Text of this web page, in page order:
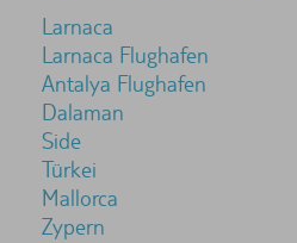
Larnaca
Larnaca Flughafen
Antalya Flughafen
Dalaman
Side
Türkei
Mallorca
Zypern